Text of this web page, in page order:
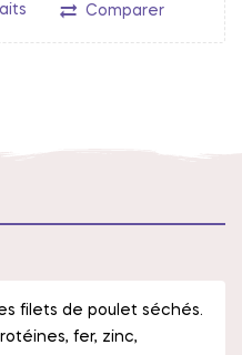
Comparer
filets de poulet séchés.
fer, zinc,